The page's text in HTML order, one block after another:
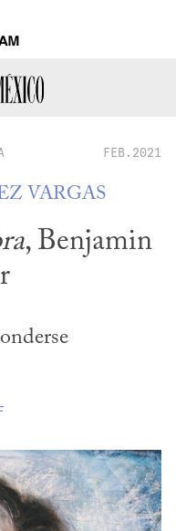
FEB.2021
VARGAS
, Benjamin